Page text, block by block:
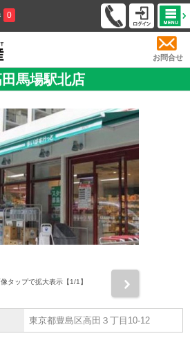
0
お問合せ
馬場駅北店
タップで拡大表示【1/1】
東京都豊島区高田３丁目10-12